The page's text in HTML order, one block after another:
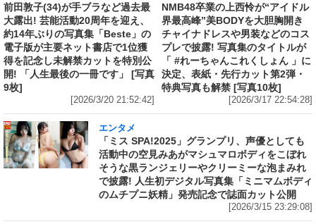
前田敦子(34)が手ブラなど過去最
大露出! 芸能活動20周年を迎え、
約14年ぶりの写真集「Beste」の
電子版が主要ネット書店で1位獲
得を記念し未解禁カットを特別公
開! 「人生最後の一冊です」 [写真
9枚]
[2026/3/20 21:52:42]
NMB48卒業の上西怜が“アイドル
界最高峰”美BODYを大胆胸開き
チャイナドレスや男装などのコス
プレで披露! 写真集のタイトルが
「 #れーちゃんこれくしょん 」に
決定、表紙・先行カット第2弾・
特典写真も解禁 [写真10枚]
[2026/3/17 22:54:28]
エンタメ
「ミス SPA!2025」グランプリ、声優としても
活動中の空見みあがマシュマロボディをこぼれ
そうな黒ランジェリーやクリーミーな泡まみれ
で披露! 人生初デジタル写真集「ミニマムボディ
のムチプニ妖精」発売記念で誌面カット公開
[2026/3/15 23:29:08]